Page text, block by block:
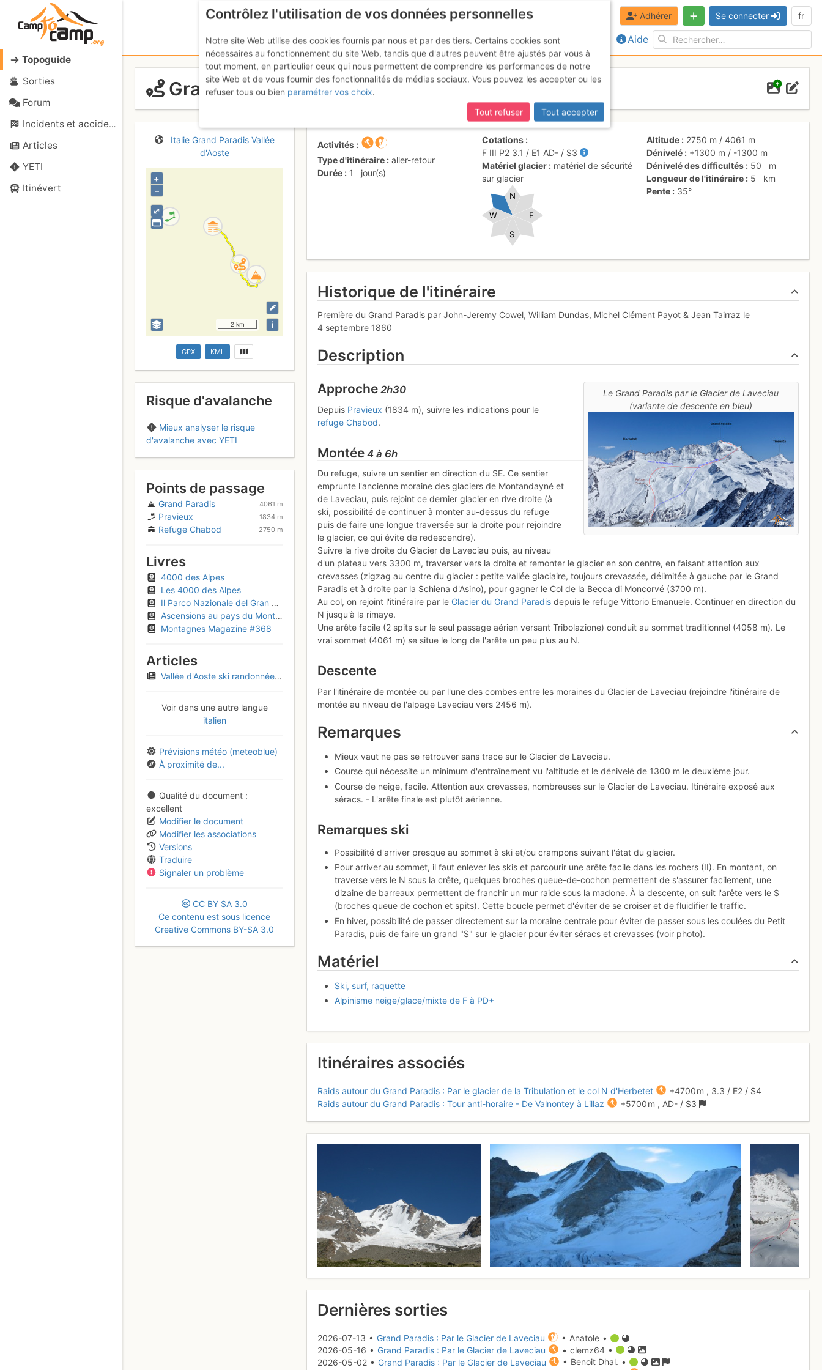
Topoguide
Sorties
Forum
Incidents et accidents
Articles
YETI
Itinévert
Aide
Adhérer Se connecter fr
Grand Paradis : Par le Glacier de Laveciau
Italie Grand Paradis Vallée
d'Aoste
⤢
+
–
2 km i
GPX KML
Risque d'avalanche
Mieux analyser le risque
d'avalanche avec YETI
Points de passage
Grand Paradis 4061 m
Pravieux 1834 m
Refuge Chabod 2750 m
Livres
4000 des Alpes
Les 4000 des Alpes
Il Parco Nazionale del Gran Paradiso (Guide IGC 3, vol 2)
Ascensions au pays du Mont-Blanc
Montagnes Magazine #368
Articles
Vallée d'Aoste ski randonnée Valsavarenche
Voir dans une autre langue
italien
Prévisions météo (meteoblue)
À proximité de...
Qualité du document
excellent
Modifier le document
Modifier les associations
Versions
Traduire
Signaler un problème
CC BY SA 3.0
Ce contenu est sous licence
Creative Commons BY-SA 3.0
Activités
Type d'itinéraire
aller-retour
Durée
1 jour(s)
Cotations
F III P2 3.1 / E1 AD- / S3
Matériel glacier
matériel de sécurité
sur glacier
E
W
S
N
Altitude 2750 m / 4061 m
Dénivelé
+1300 m / -1300 m
Dénivelé des difficultés
50
m
Longueur de l'itinéraire
5
km
Pente
35°
Historique de l'itinéraire
Première du Grand Paradis par John-Jeremy Cowel, William Dundas, Michel Clément Payot & Jean Tairraz le
4 septembre 1860
Description
Le Grand Paradis par le Glacier de Laveciau
(variante de descente en bleu)
Approche 2h30
Depuis Pravieux (1834 m), suivre les indications pour le
refuge Chabod.
Montée 4 à 6h
Du refuge, suivre un sentier en direction du SE. Ce sentier
emprunte l'ancienne moraine des glaciers de Montandayné et
de Laveciau, puis rejoint ce dernier glacier en rive droite (à
ski, possibilité de continuer à monter au-dessus du refuge
puis de faire une longue traversée sur la droite pour rejoindre
le glacier, ce qui évite de redescendre).
Suivre la rive droite du Glacier de Laveciau puis, au niveau
d'un plateau vers 3300 m, traverser vers la droite et remonter le glacier en son centre, en faisant attention aux
crevasses (zigzag au centre du glacier : petite vallée glaciaire, toujours crevassée, délimitée à gauche par le Grand
Paradis et à droite par la Schiena d'Asino), pour gagner le Col de la Becca di Moncorvé (3700 m).
Au col, on rejoint l'itinéraire par le Glacier du Grand Paradis depuis le refuge Vittorio Emanuele. Continuer en direction du
N jusqu'à la rimaye.
Une arête facile (2 spits sur le seul passage aérien versant Tribolazione) conduit au sommet traditionnel (4058 m). Le
vrai sommet (4061 m) se situe le long de l'arête un peu plus au N.
Descente
Par l'itinéraire de montée ou par l'une des combes entre les moraines du Glacier de Laveciau (rejoindre l'itinéraire de
montée au niveau de l'alpage Laveciau vers 2456 m).
Remarques
Mieux vaut ne pas se retrouver sans trace sur le Glacier de Laveciau.
Course qui nécessite un minimum d'entraînement vu l'altitude et le dénivelé de 1300 m le deuxième jour.
Course de neige, facile. Attention aux crevasses, nombreuses sur le Glacier de Laveciau. Itinéraire exposé aux
séracs. - L'arête finale est plutôt aérienne.
Remarques ski
Possibilité d'arriver presque au sommet à ski et/ou crampons suivant l'état du glacier.
Pour arriver au sommet, il faut enlever les skis et parcourir une arête facile dans les rochers (II). En montant, on
traverse vers le N sous la crête, quelques broches queue-de-cochon permettent de s'assurer facilement, une
dizaine de barreaux permettent de franchir un mur raide sous la madone. À la descente, on suit l'arête vers le S
(broches queue de cochon et spits). Cette boucle permet d'éviter de se croiser et de fluidifier le traffic.
En hiver, possibilité de passer directement sur la moraine centrale pour éviter de passer sous les coulées du Petit
Paradis, puis de faire un grand "S" sur le glacier pour éviter séracs et crevasses (voir photo).
Matériel
Ski, surf, raquette
Alpinisme neige/glace/mixte de F à PD+
Itinéraires associés
Raids autour du Grand Paradis : Par le glacier de la Tribulation et le col N d'Herbetet +4700 m , 3.3 / E2 / S4
Raids autour du Grand Paradis : Tour anti-horaire - De Valnontey à Lillaz
+5700 m , AD- / S3
Dernières sorties
2026-07-13 • Grand Paradis : Par le Glacier de Laveciau
• Anatole •
2026-05-16 • Grand Paradis : Par le Glacier de Laveciau
• clemz64 •
2026-05-02 • Grand Paradis : Par le Glacier de Laveciau
• Benoit Dhal. •
Contrôlez l'utilisation de vos données personnelles
Notre site Web utilise des cookies fournis par nous et par des tiers. Certains cookies sont
nécessaires au fonctionnement du site Web, tandis que d'autres peuvent être ajustés par vous à
tout moment, en particulier ceux qui nous permettent de comprendre les performances de notre
site Web et de vous fournir des fonctionnalités de médias sociaux. Vous pouvez les accepter ou les
refuser tous ou bien paramétrer vos choix.
Tout refuser
Tout accepter